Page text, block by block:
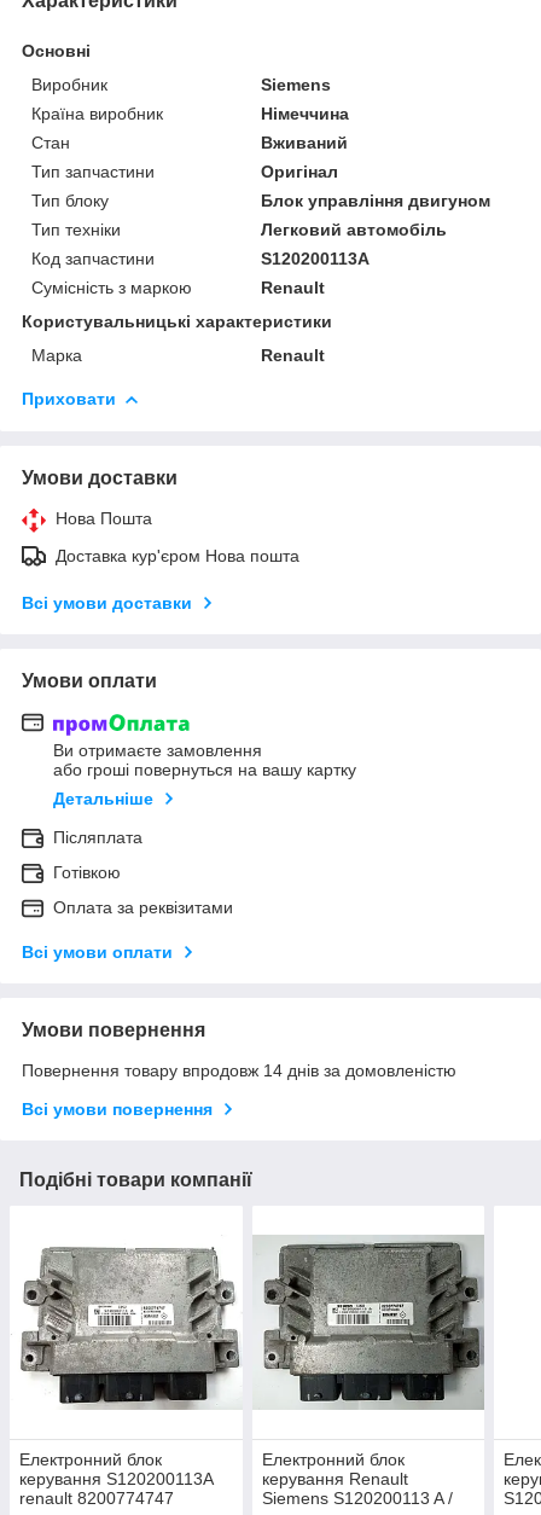
Основні
Виробник
Siemens
Країна виробник
Німеччина
Стан
Вживаний
Тип запчастини
Оригінал
Тип блоку
Блок управління двигуном
Тип техніки
Легковий автомобіль
Код запчастини
S120200113A
Сумісність з маркою
Renault
Користувальницькі характеристики
Марка
Renault
Приховати
Умови доставки
Нова Пошта
Доставка кур'єром Нова пошта
Всі умови доставки
Умови оплати
Ви отримаєте замовлення
або гроші повернуться на вашу картку
Детальніше
Післяплата
Готівкою
Оплата за реквізитами
Всі умови оплати
Умови повернення
Повернення товару впродовж 14 днів за домовленістю
Всі умови повернення
Подібні товари компанії
Електронний блок
керування S120200113A
renault 8200774747
Електронний блок
керування Renault
Siemens S120200113 A /